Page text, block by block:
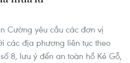
Cường yêu cầu các đơn vị
các địa phương liên tục theo
8, lưu ý đến an toàn hồ Kẻ Gỗ,